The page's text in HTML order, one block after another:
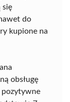
się
do
kupione na
obsługę
pozytywne